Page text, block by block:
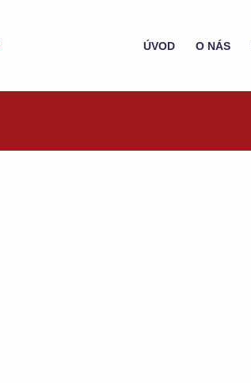
ÚVOD O NÁS